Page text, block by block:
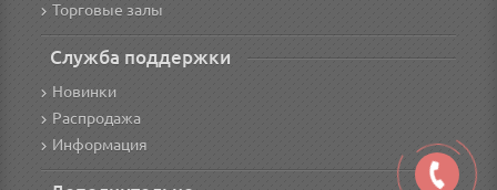
Торговые залы
Служба поддержки
Новинки
Распродажа
Информация